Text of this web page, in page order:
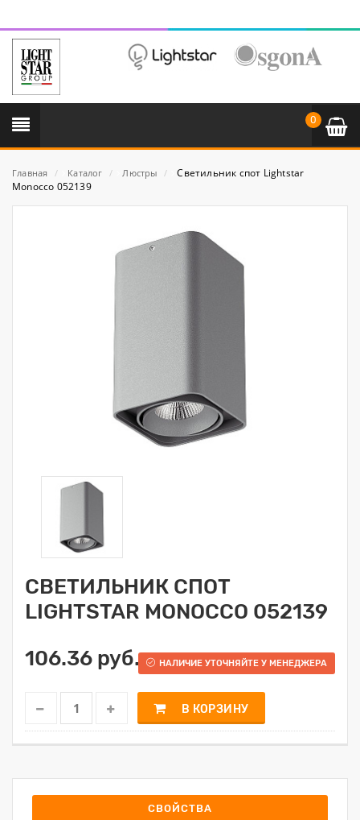
0
Главная / Каталог / Люстры /
Светильник спот Lightstar
Monocco 052139
СВЕТИЛЬНИК СПОТ
LIGHTSTAR MONOCCO 052139
106.36 руб.
НАЛИЧИЕ УТОЧНЯЙТЕ У МЕНЕДЖЕРА
В КОРЗИНУ
СВОЙСТВА